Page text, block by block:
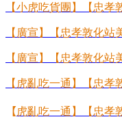
【小虎吃貨團】【忠孝
【廣宣】【忠孝敦化站
【廣宣】【忠孝敦化
【虎亂吃一通】【忠孝
【虎亂吃一通】【忠孝